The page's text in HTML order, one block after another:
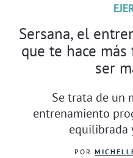
Sersana, el
que te hace
ser
Se trata de un
entrenamiento
equilibrada
POR